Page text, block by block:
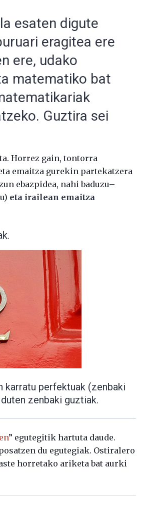
esaten digute
eragitea ere
ere, udako
matematiko bat
Guztira sei
Horrez gain, tontorra
emaitza gurekin partekatzera
ebazpidea, nahi baduzu–
eta irailean emaitza
karratu perfektuak (zenbaki
zenbaki guztiak.
” egutegitik hartuta daude.
du egutegiak. Ostiralero
horretako ariketa bat aurki